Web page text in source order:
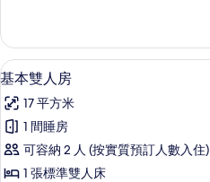
房
的
相
片
房
詳
情
載
入
所
有
基
4
基本雙人房
17 平方米
1 間睡房
可容納 2 人 (按實質預訂人數入住)
1 張標準雙人床